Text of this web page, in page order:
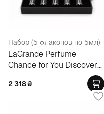
Набор (5 флаконов по 5мл)
LaGrande Perfume
Chance for You Discovery
2 318₴